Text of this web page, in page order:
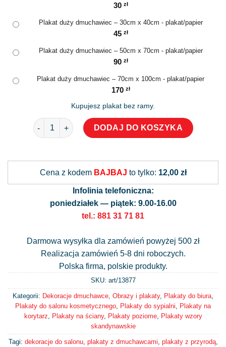
30 zł
Plakat duży dmuchawiec – 30cm x 40cm - plakat/papier
45 zł
Plakat duży dmuchawiec – 50cm x 70cm - plakat/papier
90 zł
Plakat duży dmuchawiec – 70cm x 100cm - plakat/papier
170 zł
Kupujesz plakat bez ramy.
ilość Plakat duży dmuchawiec
DODAJ DO KOSZYKA
Cena z kodem BAJBAJ to tylko: 12,00 zł
Infolinia telefoniczna:
poniedziałek — piątek: 9.00-16.00
tel.: 881 31 71 81
Darmowa wysyłka dla zamówień powyżej 500 zł
Realizacja zamówień 5-8 dni roboczych.
Polska firma, polskie produkty.
SKU: art/13877
Kategorii: Dekoracje dmuchawce Obrazy i plakaty, Plakaty do biura
Plakaty do salonu kosmetycznego
Plakaty do sypialni
Plakaty na
korytarz
Plakaty na ściany, Plakaty poziome,
Plakaty wzory
skandynawskie
Tagi: dekoracje do salonu, plakaty z dmuchawcami plakaty z przyrodą,